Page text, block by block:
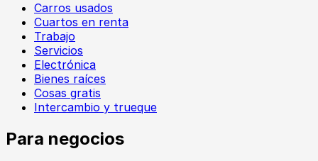
Carros usados
Cuartos en renta
Trabajo
Servicios
Electrónica
Bienes raíces
Cosas gratis
Intercambio y trueque
Para negocios